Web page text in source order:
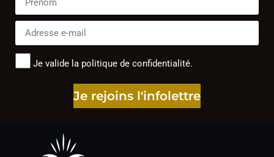
Je valide la politique de confidentialité.
Je rejoins l'infolettre